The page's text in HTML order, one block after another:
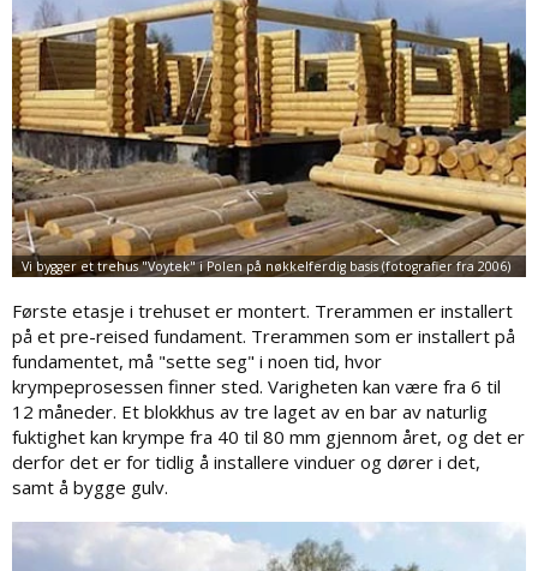
Første etasje i trehuset er montert. Trerammen er installert
på et pre-reised fundament. Trerammen som er installert på
fundamentet, må "sette seg" i noen tid, hvor
krympeprosessen finner sted. Varigheten kan være fra 6 til
12 måneder. Et blokkhus av tre laget av en bar av naturlig
fuktighet kan krympe fra 40 til 80 mm gjennom året, og det er
derfor det er for tidlig å installere vinduer og dører i det,
samt å bygge gulv.